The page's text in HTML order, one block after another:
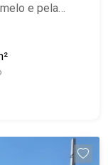
e pela
e locação.
afinal
é
João